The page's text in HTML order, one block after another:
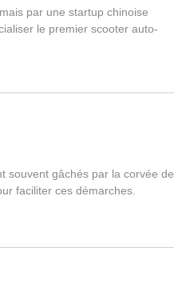
par une startup chinoise
le premier scooter auto-
souvent gâchés par la corvée de
faciliter ces démarches.